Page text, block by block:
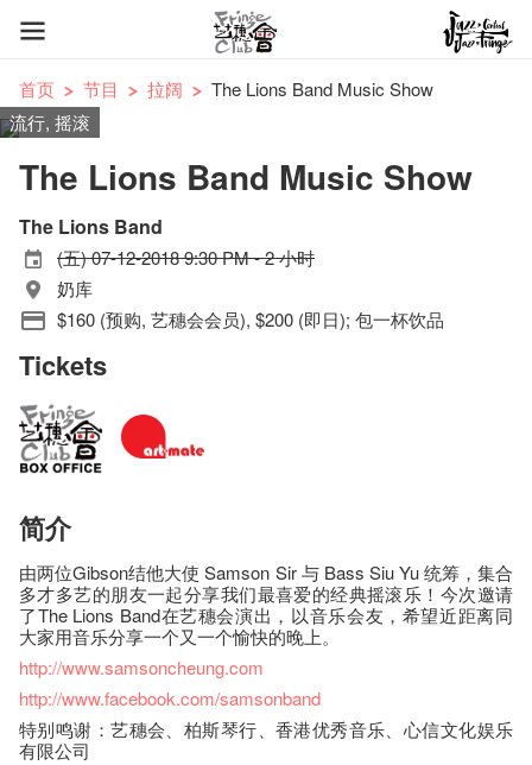
首页 节目 拉阔
The Lions Band Music Show
流行, 摇滚
The Lions Band Music Show
The Lions Band
(五) 07-12-2018 9:30 PM - 2 小时
奶库
$160 (预购, 艺穗会会员), $200 (即日); 包一杯饮品
Tickets
简介
由两位Gibson结他大使 Samson Sir 与 Bass Siu Yu 统筹，集合
多才多艺的朋友一起分享我们最喜爱的经典摇滚乐！今次邀请
了The Lions Band在艺穗会演出，以音乐会友，希望近距离同
大家用音乐分享一个又一个愉快的晚上。
http://www.samsoncheung.com
http://www.facebook.com/samsonband
特别鸣谢：艺穗会、柏斯琴行、香港优秀音乐、心信文化娱乐
有限公司